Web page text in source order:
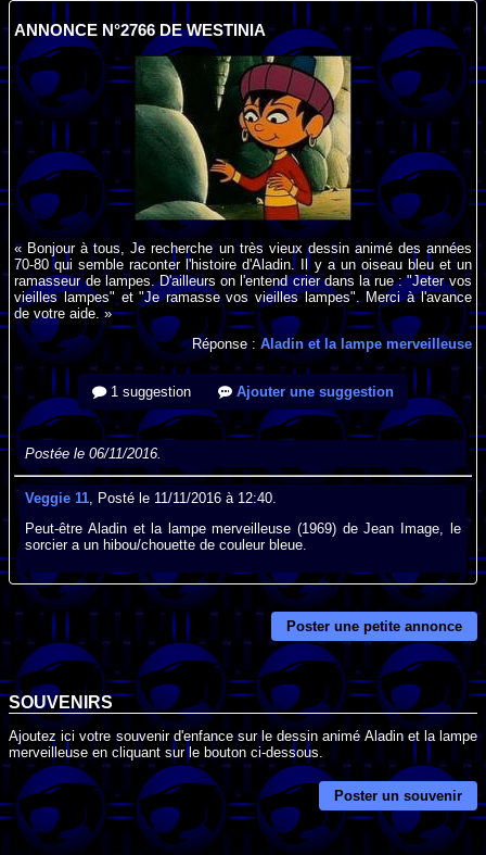
ANNONCE N°2766 DE WESTINIA
« Bonjour à tous, Je recherche un très vieux dessin animé des années
70-80 qui semble raconter l'histoire d'Aladin. Il y a un oiseau bleu et un
ramasseur de lampes. D'ailleurs on l'entend crier dans la rue : "Jeter vos
vieilles lampes" et "Je ramasse vos vieilles lampes". Merci à l'avance
de votre aide. »
Réponse : Aladin et la lampe merveilleuse
1 suggestion Ajouter une suggestion
Postée le 06/11/2016.
Veggie 11 , Posté le 11/11/2016 à 12:40.
Peut-être Aladin et la lampe merveilleuse (1969) de Jean Image, le
sorcier a un hibou/chouette de couleur bleue.
Poster une petite annonce
SOUVENIRS
Ajoutez ici votre souvenir d'enfance sur le dessin animé Aladin et la lampe
merveilleuse en cliquant sur le bouton ci-dessous.
Poster un souvenir